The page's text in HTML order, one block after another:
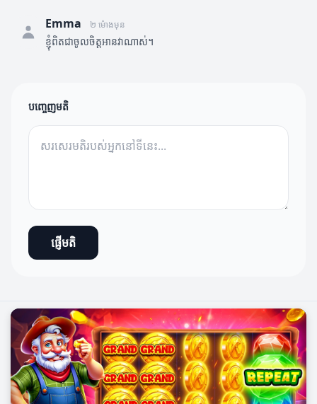
Emma ២ ម៉ោងមុន
ខ្ញុំពិតជាចូលចិត្តអានវាណាស់។
បញ្ចេញមតិ
ផ្ញើមតិ